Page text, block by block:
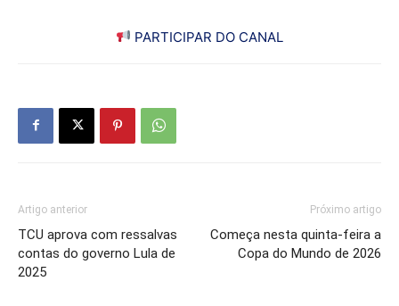
PARTICIPAR DO CANAL
Artigo anterior
TCU aprova com ressalvas
contas do governo Lula de
2025
Próximo artigo
Começa nesta quinta-feira a
Copa do Mundo de 2026